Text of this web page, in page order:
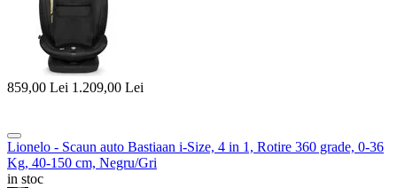
859,00 Lei 1.209,00 Lei
Lionelo - Scaun auto Bastiaan i-Size, 4 in 1, Rotire 360 grade, 0-36
Kg, 40-150 cm, Negru/Gri
in stoc